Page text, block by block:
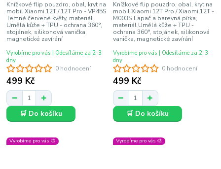
0 hodnocení
Knížkové flip pouzdro, obal, kryt na
mobil Xiaomi 12T / 12T Pro - VP45S
Temné červené květy, materiál
Umělá kůže + TPU - ochrana 360°,
stojánek, silikonová vanička,
magnetické zavírání
499 Kč
Vyrobíme pro vás | Odesíláme za 2-3
dny
🛒 Do košíku
0 hodnocení
Knížkové flip pouzdro, obal, kryt na
mobil Xiaomi 12T Pro / Xiaomi 12T -
M003S Lapač a barevná pírka,
materiál Umělá kůže + TPU -
ochrana 360°, stojánek, silikonová
vanička, magnetické zavírání
499 Kč
Vyrobíme pro vás | Odesíláme za 2-3
dny
🛒 Do košíku
Vyrobíme pro vás 🎨 Vyrobíme pro vás 🎨